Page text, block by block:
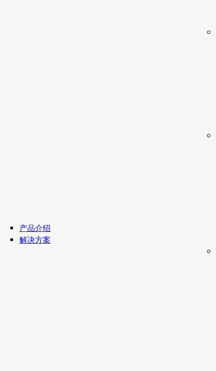
产品介绍
解决方案